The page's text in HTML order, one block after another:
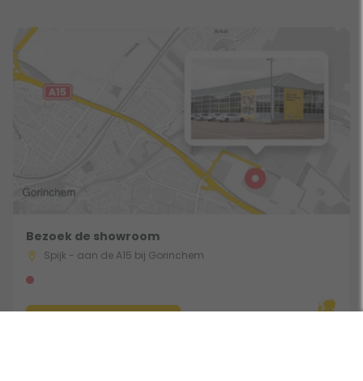
Bezoek de showroom
Spijk - aan de A15 bij Gorinchem